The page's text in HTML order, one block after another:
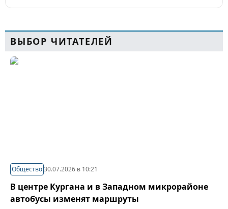
ВЫБОР ЧИТАТЕЛЕЙ
Общество30.07.2026 в 10:21
В центре Кургана и в Западном микрорайоне
автобусы изменят маршруты